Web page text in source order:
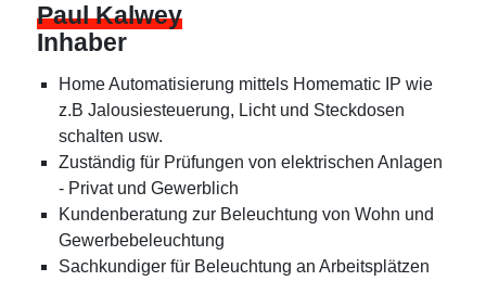
Paul Kalwey
Inhaber
Home Automatisierung mittels Homematic IP wie
z.B Jalousiesteuerung, Licht und Steckdosen
schalten usw.
Zuständig für Prüfungen von elektrischen Anlagen
- Privat und Gewerblich
Kundenberatung zur Beleuchtung von Wohn und
Gewerbebeleuchtung
Sachkundiger für Beleuchtung an Arbeitsplätzen